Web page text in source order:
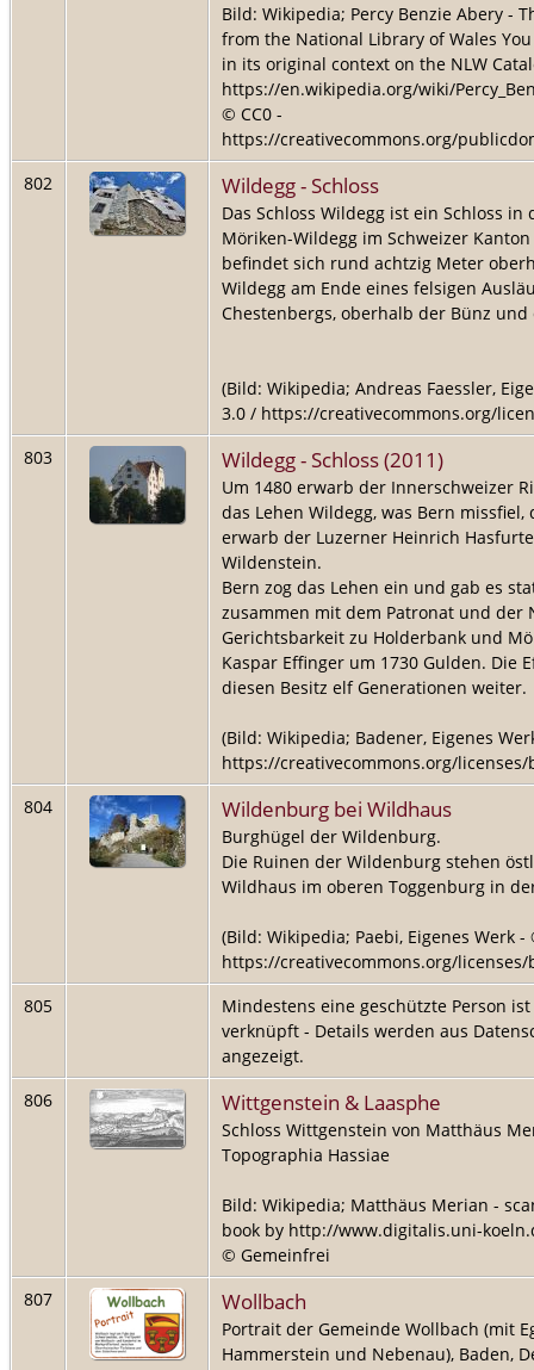
Bild: Wikipedia; Percy Benzie Abery -
from the National Library of Wales
in its original context on the NLW
https://en.wikipedia.org/wiki/
© CC0 -
https://creativecommons.org/
802
Wildegg - Schloss
Das Schloss Wildegg ist ein Schloss in
Möriken-Wildegg im Schweizer
befindet sich rund achtzig Meter
Wildegg am Ende eines felsigen
Chestenbergs, oberhalb der Bünz und
(Bild: Wikipedia; Andreas Faessler,
3.0 / https://creativecommons.org/
803
Wildegg - Schloss (2011)
Um 1480 erwarb der Innerschweizer
das Lehen Wildegg, was Bern
erwarb der Luzerner Heinrich
Wildenstein.
Bern zog das Lehen ein und gab es
zusammen mit dem Patronat und der
Gerichtsbarkeit zu Holderbank und
Kaspar Effinger um 1730 Gulden. Die
diesen Besitz elf Generationen weiter.
(Bild: Wikipedia; Badener, Eigenes
https://creativecommons.org/licenses/
804
Wildenburg bei Wildhaus
Burghügel der Wildenburg.
Die Ruinen der Wildenburg stehen
Wildhaus im oberen Toggenburg in
(Bild: Wikipedia; Paebi, Eigenes Werk -
https://creativecommons.org/licenses/
805
Mindestens eine geschützte Person
verknüpft - Details werden aus
angezeigt.
806
Wittgenstein & Laasphe
Schloss Wittgenstein von Matthäus
Topographia Hassiae
Bild: Wikipedia; Matthäus Merian -
book by http://www.digitalis.uni-
© Gemeinfrei
807
Wollbach
Portrait der Gemeinde Wollbach (mit
Hammerstein und Nebenau), Baden,